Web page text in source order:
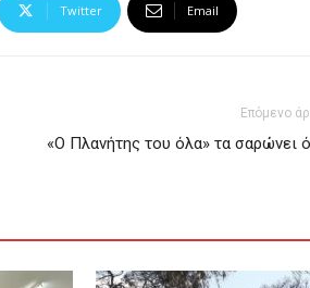
Twitter Email
Επόμενο
«Ο Πλανήτης του όλα» τα σαρώνει